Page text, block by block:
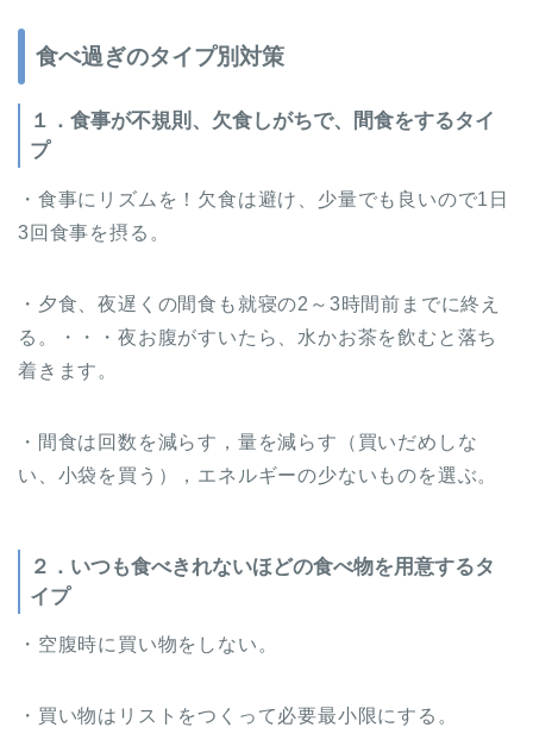
食べ過ぎのタイプ別対策
１．食事が不規則、欠食しがちで、間食をするタイ
プ
・食事にリズムを！欠食は避け、少量でも良いので1日
3回食事を摂る。
・夕食、夜遅くの間食も就寝の2～3時間前までに終え
る。・・・夜お腹がすいたら、水かお茶を飲むと落ち
着きます。
・間食は回数を減らす，量を減らす（買いだめしな
い、小袋を買う），エネルギーの少ないものを選ぶ。
２．いつも食べきれないほどの食べ物を用意するタ
イプ
・空腹時に買い物をしない。
・買い物はリストをつくって必要最小限にする。